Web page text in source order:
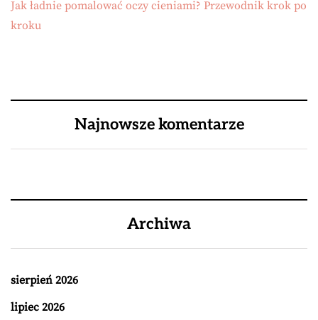
Jak ładnie pomalować oczy cieniami? Przewodnik krok po
kroku
Najnowsze komentarze
Archiwa
sierpień 2026
lipiec 2026